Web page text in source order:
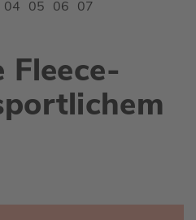
Fleece-